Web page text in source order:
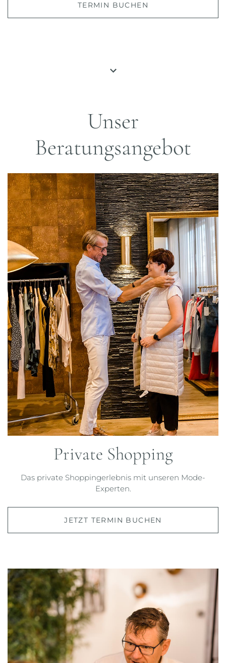
TERMIN BUCHEN
Unser
Beratungsangebot
Private Shopping
Das private Shoppingerlebnis mit unseren Mode-
Experten.
JETZT TERMIN BUCHEN